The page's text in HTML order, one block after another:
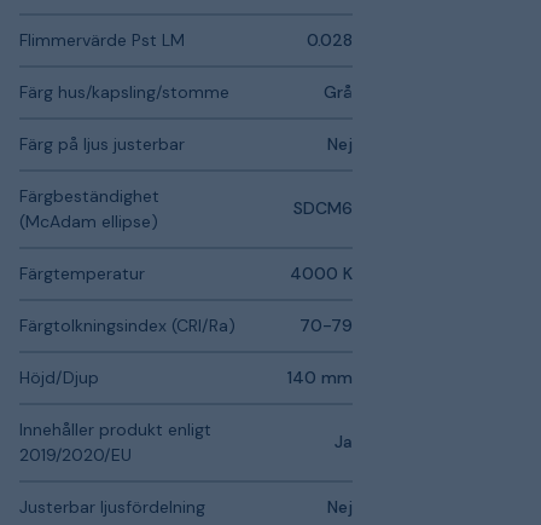
Flimmervärde Pst LM 0.028
Färg hus/kapsling/stomme Grå
Färg på ljus justerbar Nej
Färgbeständighet
(McAdam ellipse)
SDCM6
Färgtemperatur 4000 K
Färgtolkningsindex (CRI/Ra) 70-79
Höjd/Djup 140 mm
Innehåller produkt enligt
2019/2020/EU
Ja
Justerbar ljusfördelning Nej